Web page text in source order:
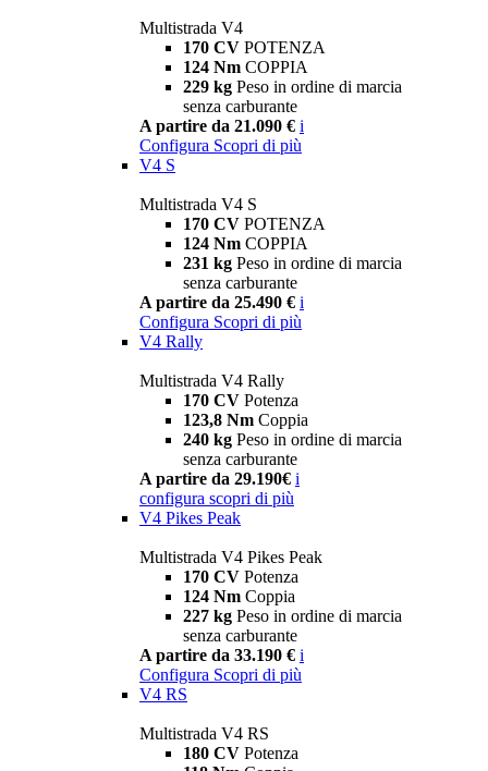
Multistrada V4
170 CV POTENZA
124 Nm COPPIA
229 kg Peso in ordine di marcia
senza carburante
A partire da 21.090 € i
Configura Scopri di più
V4 S
Multistrada V4 S
170 CV POTENZA
124 Nm COPPIA
231 kg Peso in ordine di marcia
senza carburante
A partire da 25.490 € i
Configura Scopri di più
V4 Rally
Multistrada V4 Rally
170 CV Potenza
123,8 Nm Coppia
240 kg Peso in ordine di marcia
senza carburante
A partire da 29.190€ i
configura scopri di più
V4 Pikes Peak
Multistrada V4 Pikes Peak
170 CV Potenza
124 Nm Coppia
227 kg Peso in ordine di marcia
senza carburante
A partire da 33.190 € i
Configura Scopri di più
V4 RS
Multistrada V4 RS
180 CV Potenza